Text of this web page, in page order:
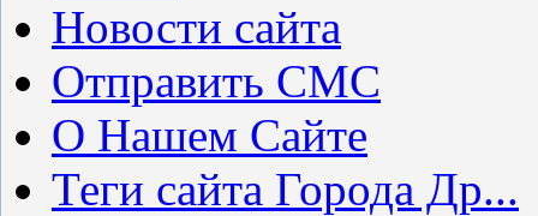
Новости сайта
Отправить СМС
О Нашем Сайте
Теги сайта Города Др...